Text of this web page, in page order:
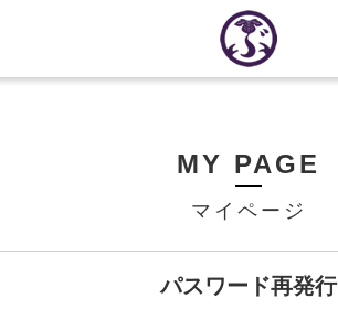
MY PAGE
マイページ
パスワード再発行